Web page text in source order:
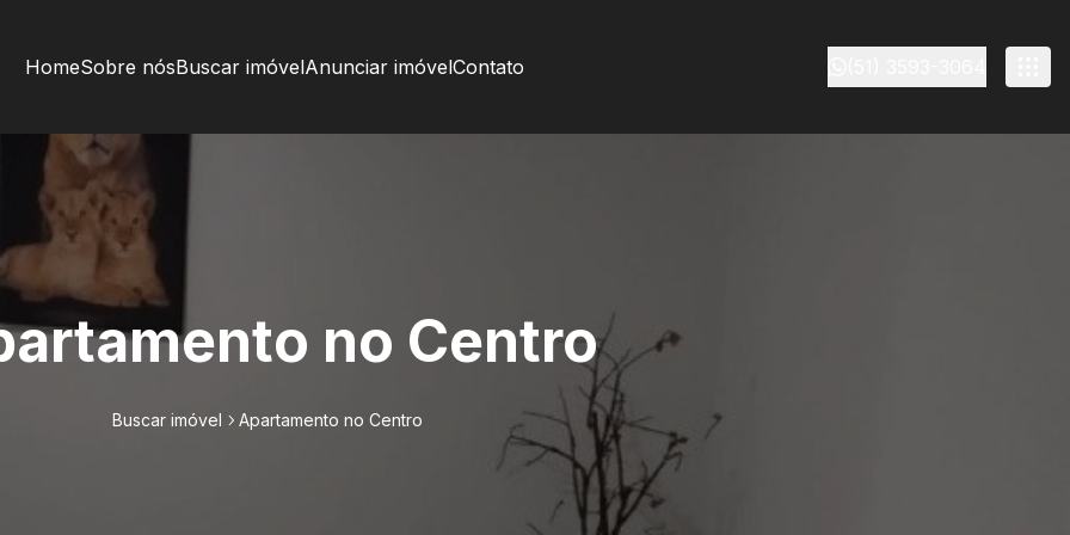
HomeSobre nósBuscar imóvelAnunciar imóvelContato
no Centro
Buscar imóvel Apartamento no Centro